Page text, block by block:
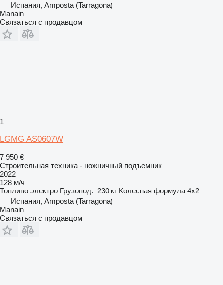
Испания, Amposta (Tarragona)
Manain
Связаться с продавцом
1
LGMG AS0607W
7 950 €
Строительная техника - ножничный подъемник
2022
128 м/ч
Топливо электро Грузопод. 230 кг Колесная формула 4x2
Испания, Amposta (Tarragona)
Manain
Связаться с продавцом